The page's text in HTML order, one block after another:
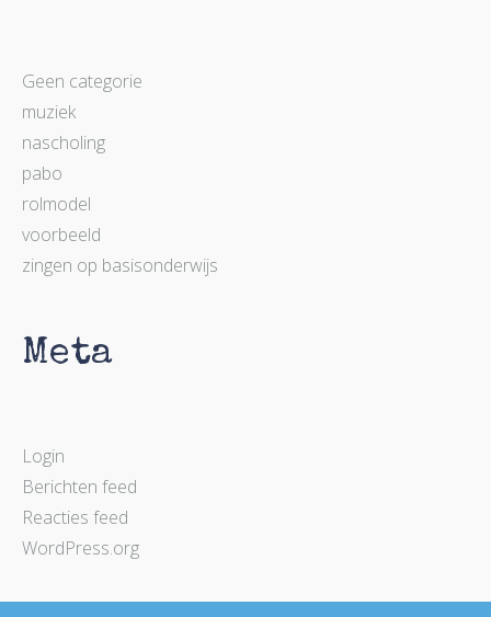
Geen categorie
muziek
nascholing
pabo
rolmodel
voorbeeld
zingen op basisonderwijs
Meta
Login
Berichten feed
Reacties feed
WordPress.org